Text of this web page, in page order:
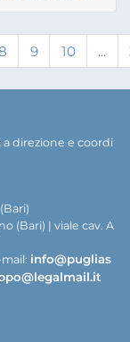
9 10 ...
direzione e coordi
(Bari) | viale cav. A
mail: info@puglias